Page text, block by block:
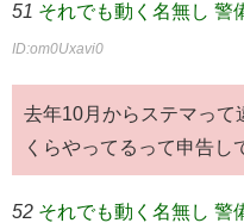
51 それでも動く名無し 警
ID:om0Uxavi0
去年10月からステマって
くらやってるって申告し
52 それでも動く名無し 警